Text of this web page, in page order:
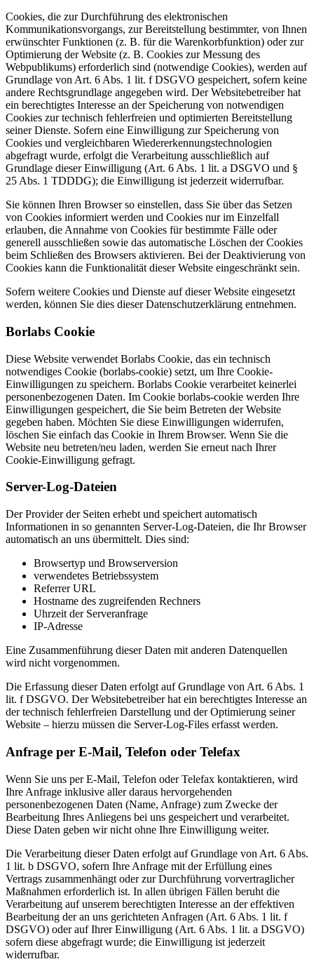
Cookies, die zur Durchführung des elektronischen
Kommunikationsvorgangs, zur Bereitstellung bestimmter, von Ihnen
erwünschter Funktionen (z. B. für die Warenkorbfunktion) oder zur
Optimierung der Website (z. B. Cookies zur Messung des
Webpublikums) erforderlich sind (notwendige Cookies), werden auf
Grundlage von Art. 6 Abs. 1 lit. f DSGVO gespeichert, sofern keine
andere Rechtsgrundlage angegeben wird. Der Websitebetreiber hat
ein berechtigtes Interesse an der Speicherung von notwendigen
Cookies zur technisch fehlerfreien und optimierten Bereitstellung
seiner Dienste. Sofern eine Einwilligung zur Speicherung von
Cookies und vergleichbaren Wiedererkennungstechnologien
abgefragt wurde, erfolgt die Verarbeitung ausschließlich auf
Grundlage dieser Einwilligung (Art. 6 Abs. 1 lit. a DSGVO und §
25 Abs. 1 TDDDG); die Einwilligung ist jederzeit widerrufbar.
Sie können Ihren Browser so einstellen, dass Sie über das Setzen
von Cookies informiert werden und Cookies nur im Einzelfall
erlauben, die Annahme von Cookies für bestimmte Fälle oder
generell ausschließen sowie das automatische Löschen der Cookies
beim Schließen des Browsers aktivieren. Bei der Deaktivierung von
Cookies kann die Funktionalität dieser Website eingeschränkt sein.
Sofern weitere Cookies und Dienste auf dieser Website eingesetzt
werden, können Sie dies dieser Datenschutzerklärung entnehmen.
Borlabs Cookie
Diese Website verwendet Borlabs Cookie, das ein technisch
notwendiges Cookie (borlabs-cookie) setzt, um Ihre Cookie-
Einwilligungen zu speichern. Borlabs Cookie verarbeitet keinerlei
personenbezogenen Daten. Im Cookie borlabs-cookie werden Ihre
Einwilligungen gespeichert, die Sie beim Betreten der Website
gegeben haben. Möchten Sie diese Einwilligungen widerrufen,
löschen Sie einfach das Cookie in Ihrem Browser. Wenn Sie die
Website neu betreten/neu laden, werden Sie erneut nach Ihrer
Cookie-Einwilligung gefragt.
Server-Log-Dateien
Der Provider der Seiten erhebt und speichert automatisch
Informationen in so genannten Server-Log-Dateien, die Ihr Browser
automatisch an uns übermittelt. Dies sind:
Browsertyp und Browserversion
verwendetes Betriebssystem
Referrer URL
Hostname des zugreifenden Rechners
Uhrzeit der Serveranfrage
IP-Adresse
Eine Zusammenführung dieser Daten mit anderen Datenquellen
wird nicht vorgenommen.
Die Erfassung dieser Daten erfolgt auf Grundlage von Art. 6 Abs. 1
lit. f DSGVO. Der Websitebetreiber hat ein berechtigtes Interesse an
der technisch fehlerfreien Darstellung und der Optimierung seiner
Website – hierzu müssen die Server-Log-Files erfasst werden.
Anfrage per E-Mail, Telefon oder Telefax
Wenn Sie uns per E-Mail, Telefon oder Telefax kontaktieren, wird
Ihre Anfrage inklusive aller daraus hervorgehenden
personenbezogenen Daten (Name, Anfrage) zum Zwecke der
Bearbeitung Ihres Anliegens bei uns gespeichert und verarbeitet.
Diese Daten geben wir nicht ohne Ihre Einwilligung weiter.
Die Verarbeitung dieser Daten erfolgt auf Grundlage von Art. 6 Abs.
1 lit. b DSGVO, sofern Ihre Anfrage mit der Erfüllung eines
Vertrags zusammenhängt oder zur Durchführung vorvertraglicher
Maßnahmen erforderlich ist. In allen übrigen Fällen beruht die
Verarbeitung auf unserem berechtigten Interesse an der effektiven
Bearbeitung der an uns gerichteten Anfragen (Art. 6 Abs. 1 lit. f
DSGVO) oder auf Ihrer Einwilligung (Art. 6 Abs. 1 lit. a DSGVO)
sofern diese abgefragt wurde; die Einwilligung ist jederzeit
widerrufbar.